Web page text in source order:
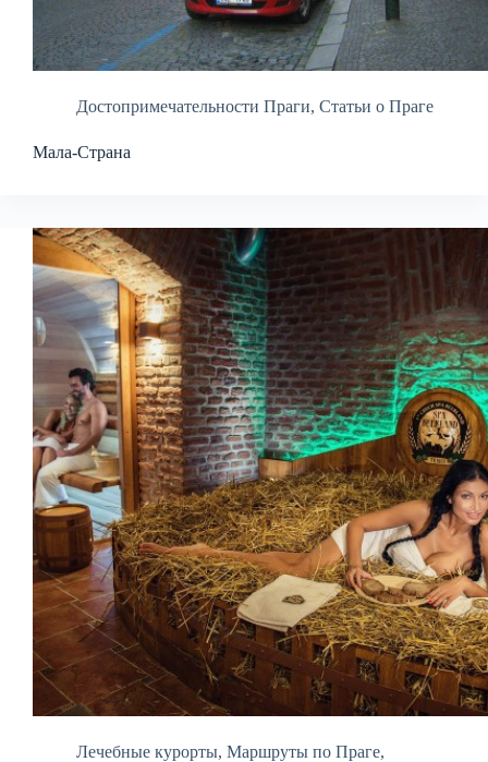
Достопримечательности Праги, Статьи о Праге
Мала-Страна
Лечебные курорты, Маршруты по Праге,